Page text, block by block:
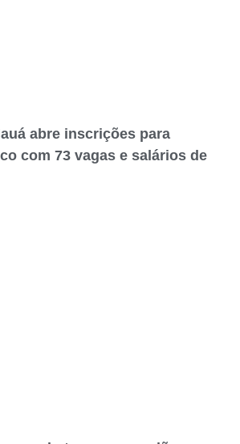
abre inscrições para
com 73 vagas e salários de